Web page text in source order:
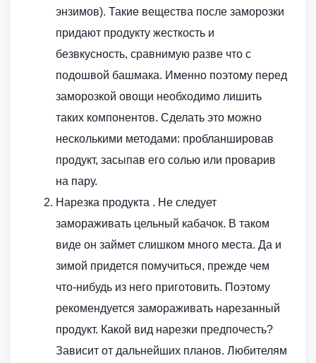
энзимов). Такие вещества после заморозки
придают продукту жесткость и
безвкусность, сравнимую разве что с
подошвой башмака. Именно поэтому перед
заморозкой овощи необходимо лишить
таких компонентов. Сделать это можно
несколькими методами: пробланшировав
продукт, засыпав его солью или проварив
на пару.
Нарезка продукта . Не следует
замораживать цельный кабачок. В таком
виде он займет слишком много места. Да и
зимой придется помучиться, прежде чем
что-нибудь из него приготовить. Поэтому
рекомендуется замораживать нарезанный
продукт. Какой вид нарезки предпочесть?
Зависит от дальнейших планов. Любителям